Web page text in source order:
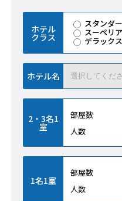
ホテル
クラス
スタンダ
スーペリア
デラックス
ホテル名
2・3名1
室
部屋数
人数
1名1室
部屋数
人数